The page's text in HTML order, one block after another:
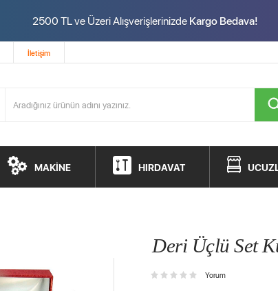
2500 TL ve Üzeri AlışverişlerinizdeKargo Bedava!
İletişim
MAKİNE HIRDAVAT
Deri Üçlü Set
Yorum